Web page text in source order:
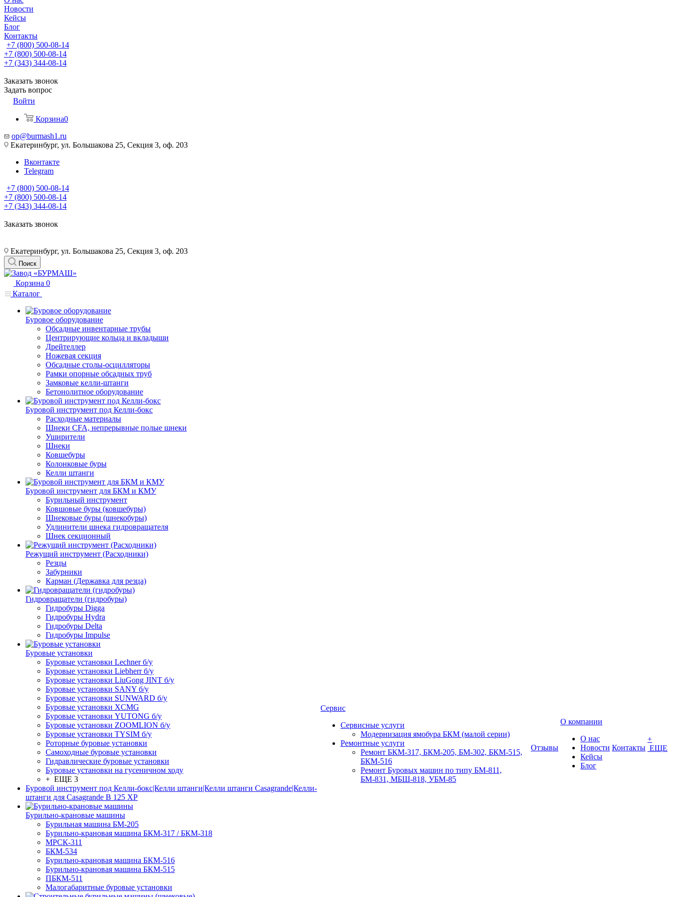
Новости
Кейсы
Блог
Контакты
+7 (800) 500-08-14
+7 (800) 500-08-14
+7 (343) 344-08-14
Заказать звонок
Задать вопрос
Войти
Корзина0
op@burmash1.ru
Екатеринбург, ул. Большакова 25, Секция 3, оф. 203
Вконтакте
Telegram
+7 (800) 500-08-14
+7 (800) 500-08-14
+7 (343) 344-08-14
Заказать звонок
Екатеринбург, ул. Большакова 25, Секция 3, оф. 203
Поиск
Корзина 0
Каталог
Буровое оборудование
Обсадные инвентарные трубы
Центрирующие кольца и вкладыши
Дрейтеллер
Ножевая секция
Обсадные столы-осцилляторы
Рамки опорные обсадных труб
Замковые келли-штанги
Бетонолитное оборудование
Буровой инструмент под Келли-бокс
Расходные материалы
Шнеки CFA, непрерывные полые шнеки
Уширители
Шнеки
Ковшебуры
Колонковые буры
Келли штанги
Буровой инструмент для БКМ и КМУ
Бурильный инструмент
Ковшовые буры (ковшебуры)
Шнековые буры (шнекобуры)
Удлинители шнека гидровращателя
Шнек секционный
Режущий инструмент (Расходники)
Резцы
Забурники
Карман (Державка для резца)
Гидровращатели (гидробуры)
Гидробуры Digga
Гидробуры Hydra
Гидробуры Delta
Гидробуры Impulse
Буровые установки
Буровые установки Lechner б/у
Буровые установки Liebherr б/у
Буровые установки LiuGong JINT б/у
Буровые установки SANY б/у
Буровые установки SUNWARD б/у
Буровые установки XCMG
Буровые установки YUTONG б/у
Буровые установки ZOOMLION б/у
Буровые установки TYSIM б/у
Роторные буровые установки
Самоходные буровые установки
Гидравлические буровые установки
Буровые установки на гусеничном ходу
+ ЕЩЕ 3
Буровой инструмент под Келли-бокс|Келли штанги|Келли штанги Casagrande|Келли-
штанги для Casagrande B 125 XP
Бурильно-крановые машины
Бурильная машина БМ-205
Бурильно-крановая машина БКМ-317 / БКМ-318
МРСК-311
БКМ-534
Бурильно-крановая машина БКМ-516
Бурильно-крановая машина БКМ-515
ПБКМ-511
Малогабаритные буровые установки
Сервис
Сервисные услуги
Модернизация ямобура БКМ (малой серии)
Ремонтные услуги
Ремонт БКМ-317, БКМ-205, БМ-302, БКМ-515,
БКМ-516
Ремонт Буровых машин по типу БМ-811,
БМ-831, МБШ-818, УБМ-85
Отзывы
О компании
О нас
Новости
Кейсы
Блог
Контакты
+
ЕЩЕ